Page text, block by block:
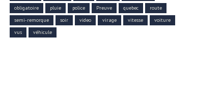
obligatoire
pluie police Preuve quebec
route
semi-remorque
soir video virage vitesse
voiture
vus
véhicule